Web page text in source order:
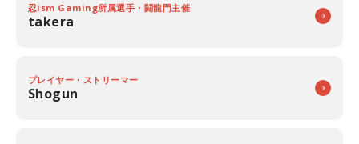
忍ism Gaming所属選手・闘龍門主催
takera
プレイヤー・ストリーマー
Shogun